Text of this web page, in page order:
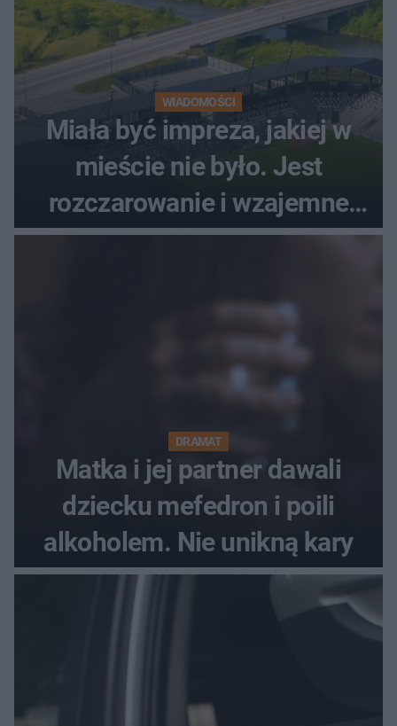
WIADOMOŚCI
Miała być impreza, jakiej w
mieście nie było. Jest
rozczarowanie i wzajemne
obwinianie. Dlaczego Peak
DRAMAT
Matka i jej partner dawali
dziecku mefedron i poili
alkoholem. Nie unikną kary